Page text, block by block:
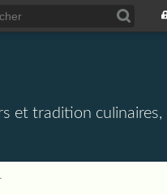
et tradition culinaires,